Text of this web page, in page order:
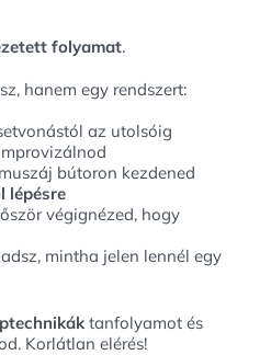
folyamat.
hanem egy rendszert:
az utolsóig
bútoron kezdened
lépésre
végignézed, hogy
mintha jelen lennél egy
tanfolyamot és
Korlátlan elérés!